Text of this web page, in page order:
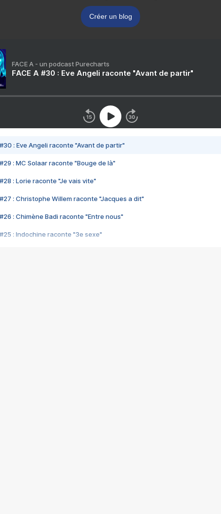
Créer un blog
FACE A - un podcast Purecharts
FACE A #30 : Eve Angeli raconte "Avant de partir"
#30 : Eve Angeli raconte "Avant de partir"
#29 : MC Solaar raconte "Bouge de là"
#28 : Lorie raconte "Je vais vite"
#27 : Christophe Willem raconte "Jacques a dit"
#26 : Chimène Badi raconte "Entre nous"
#25 : Indochine raconte "3e sexe"